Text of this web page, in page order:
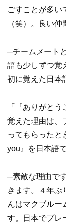
ごすことが多い
（笑）。良い仲
─チームメート
語も少しずつ覚
初に覚えた日本
「『ありがと
覚えた理由は、
ってもらったと
you』を日本語
─素敵な理由で
きます。４年ぶ
んはマクブルー
す。日本でプレ